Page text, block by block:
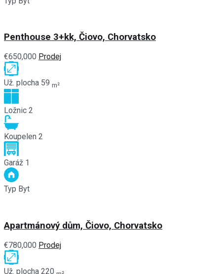
Penthouse 3+kk, Čiovo, Chorvatsko
€650,000 Prodej
Už. plocha 59 m²
Ložnic 2
Koupelen 2
Garáž 1
Typ Byt
Apartmánový dům, Čiovo, Chorvatsko
€780,000 Prodej
Už. plocha 220